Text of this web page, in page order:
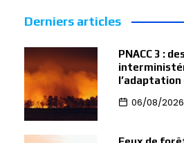
Derniers articles
PNACC 3 :
06/08/2026